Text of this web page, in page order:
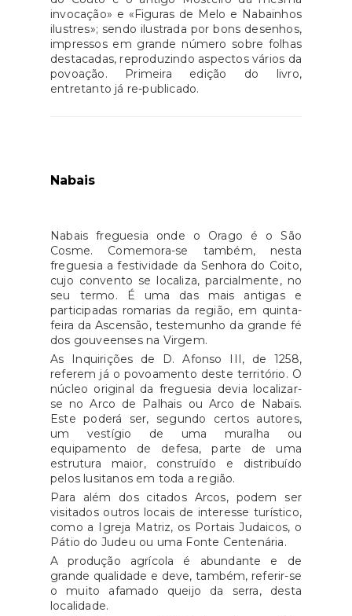
invocação» e «Figuras de Melo e Nabainhos
ilustres»; sendo ilustrada por bons desenhos,
impressos em grande número sobre folhas
destacadas, reproduzindo aspectos vários da
povoação. Primeira edição do livro,
entretanto já re-publicado.
Nabais
Nabais freguesia onde o Orago é o São
Cosme. Comemora-se também, nesta
freguesia a festividade da Senhora do Coito,
cujo convento se localiza, parcialmente, no
seu termo. É uma das mais antigas e
participadas romarias da região, em quinta-
feira da Ascensão, testemunho da grande fé
dos gouveenses na Virgem.
As Inquirições de D. Afonso III, de 1258,
referem já o povoamento deste território. O
núcleo original da freguesia devia localizar-
se no Arco de Palhais ou Arco de Nabais.
Este poderá ser, segundo certos autores,
um vestígio de uma muralha ou
equipamento de defesa, parte de uma
estrutura maior, construído e distribuído
pelos lusitanos em toda a região.
Para além dos citados Arcos, podem ser
visitados outros locais de interesse turístico,
como a Igreja Matriz, os Portais Judaicos, o
Pátio do Judeu ou uma Fonte Centenária.
A produção agrícola é abundante e de
grande qualidade e deve, também, referir-se
o muito afamado queijo da serra, desta
localidade.